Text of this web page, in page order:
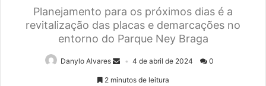
Planejamento para os próximos dias é a
revitalização das placas e demarcações no
entorno do Parque Ney Braga
Danylo Alvares 4 de abril de 2024 0
2 minutos de leitura